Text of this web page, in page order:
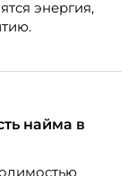
энергия,
найма в